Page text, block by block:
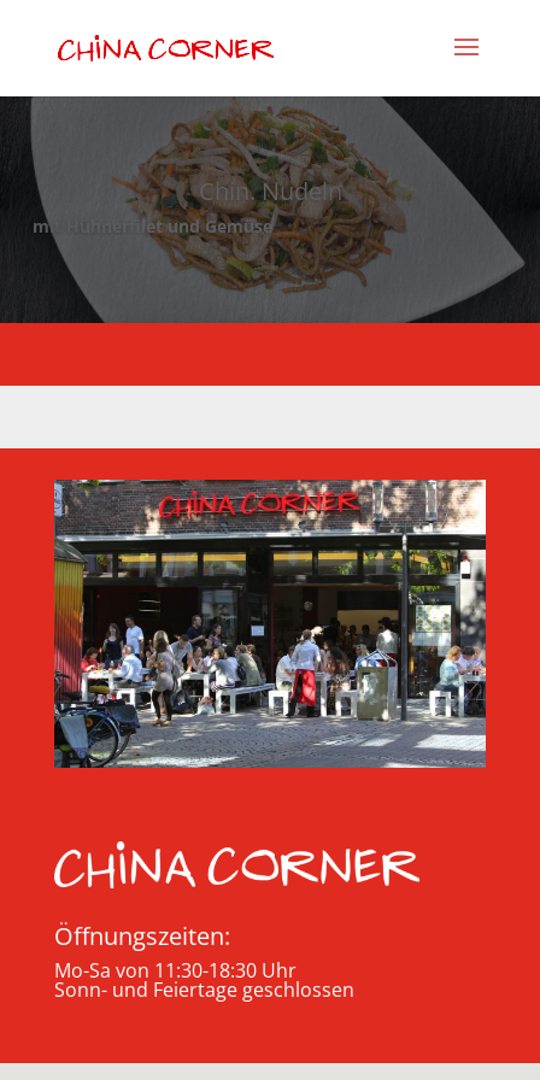
Chin. Nudeln
mit Hühnerfilet und Gemüse
Öffnungszeiten:
Mo-Sa von 11:30-18:30 Uhr
Sonn- und Feiertage geschlossen